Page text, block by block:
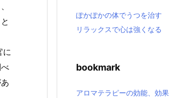
に
ぽかぽかの体でうつを治す
リラックスで心は強くなる
bookmark
アロマテラピーの効能、効果